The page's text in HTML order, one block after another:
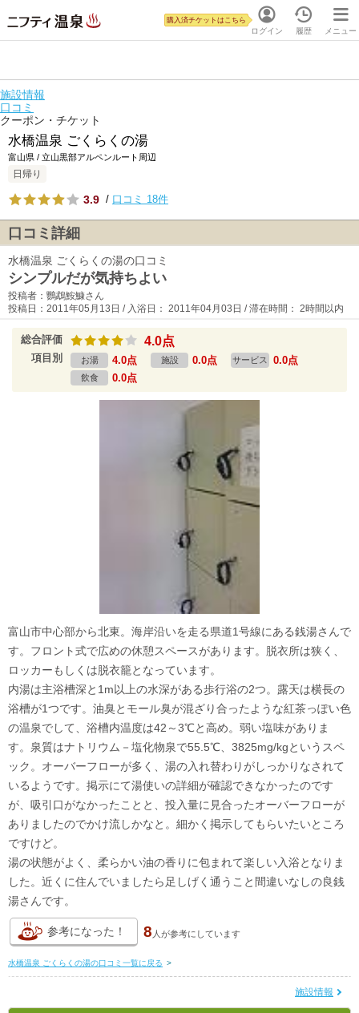
ログイン
購入済チケットはこちら
履歴 メニュー
施設情報
口コミ
クーポン・チケット
水橋温泉 ごくらくの湯
富山県 / 立山黒部アルペンルート周辺
日帰り
3.9 / 口コミ 18件
口コミ詳細
水橋温泉 ごくらくの湯の口コミ
シンプルだが気持ちよい
投稿者：鸚鵡鮟鱇さん
投稿日：2011年05月13日 / 入浴日： 2011年04月03日 / 滞在時間： 2時間以内
総合評価 4.0点
項目別 お湯 4.0点 施設 0.0点 サービス 0.0点
飲食 0.0点
富山市中心部から北東。海岸沿いを走る県道1号線にある銭湯さんで
す。フロント式で広めの休憩スペースがあります。脱衣所は狭く、
ロッカーもしくは脱衣籠となっています。
内湯は主浴槽深と1m以上の水深がある歩行浴の2つ。露天は横長の
浴槽が1つです。油臭とモール臭が混ざり合ったような紅茶っぽい色
の温泉でして、浴槽内温度は42～3℃と高め。弱い塩味がありま
す。泉質はナトリウム－塩化物泉で55.5℃、3825mg/kgというスペ
ック。オーバーフローが多く、湯の入れ替わりがしっかりなされて
いるようです。掲示にて湯使いの詳細が確認できなかったのです
が、吸引口がなかったことと、投入量に見合ったオーバーフローが
ありましたのでかけ流しかなと。細かく掲示してもらいたいところ
ですけど。
湯の状態がよく、柔らかい油の香りに包まれて楽しい入浴となりま
した。近くに住んでいましたら足しげく通うこと間違いなしの良銭
湯さんです。
参考になった！ 8 人が参考にしています
水橋温泉 ごくらくの湯の口コミ一覧に戻る >
施設情報